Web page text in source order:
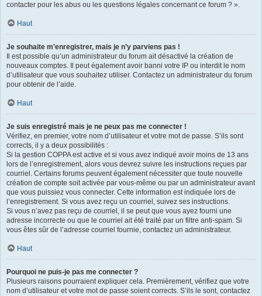
contacter pour les abus ou les questions légales concernant ce forum ? ».
Haut
Je souhaite m’enregistrer, mais je n’y parviens pas !
Il est possible qu’un administrateur du forum ait désactivé la création de
nouveaux comptes. Il peut également avoir banni votre IP ou interdit le nom
d’utilisateur que vous souhaitez utiliser. Contactez un administrateur du forum
pour obtenir de l’aide.
Haut
Je suis enregistré mais je ne peux pas me connecter !
Vérifiez, en premier, votre nom d’utilisateur et votre mot de passe. S’ils sont
corrects, il y a deux possibilités :
Si la gestion COPPA est active et si vous avez indiqué avoir moins de 13 ans
lors de l’enregistrement, alors vous devrez suivre les instructions reçues par
courriel. Certains forums peuvent également nécessiter que toute nouvelle
création de compte soit activée par vous-même ou par un administrateur avant
que vous puissiez vous connecter. Cette information est indiquée lors de
l’enregistrement. Si vous avez reçu un courriel, suivez ses instructions.
Si vous n’avez pas reçu de courriel, il se peut que vous ayez fourni une
adresse incorrecte ou que le courriel ait été traité par un filtre anti-spam. Si
vous êtes sûr de l’adresse courriel fournie, contactez un administrateur.
Haut
Pourquoi ne puis-je pas me connecter ?
Plusieurs raisons pourraient expliquer cela. Premièrement, vérifiez que votre
nom d’utilisateur et votre mot de passe soient corrects. S’ils le sont, contactez